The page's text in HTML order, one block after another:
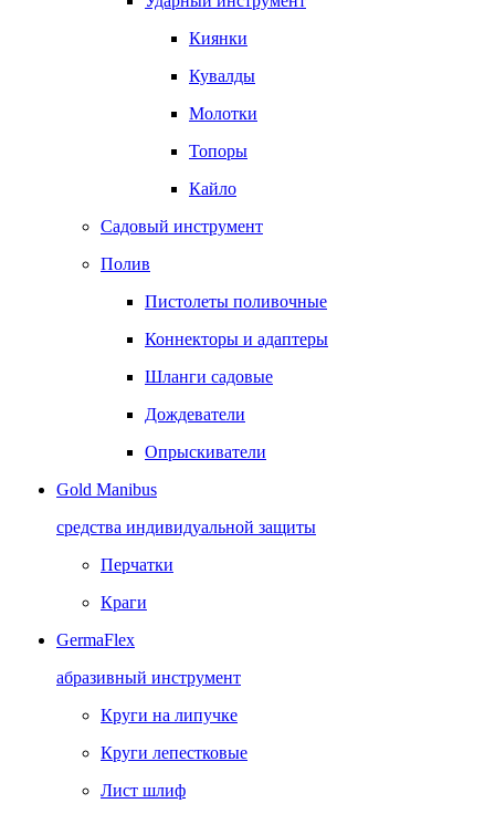
Киянки
Кувалды
Молотки
Топоры
Кайло
Садовый инструмент
Полив
Пистолеты поливочные
Коннекторы и адаптеры
Шланги садовые
Дождеватели
Опрыскиватели
Gold Manibus
средства индивидуальной защиты
Перчатки
Краги
GermaFlex
абразивный инструмент
Круги на липучке
Круги лепестковые
Лист шлиф